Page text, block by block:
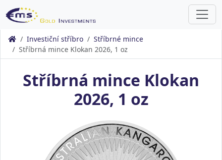
Investiční stříbro
Stříbrné mince
Stříbrná mince Klokan 2026, 1 oz
Stříbrná mince Klokan
2026, 1 oz